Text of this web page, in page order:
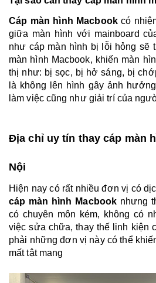
Cáp màn hình Macbookcó
giữa màn hình với mainboard
như cáp màn hình bị lỗi hỏng sẽ
màn hình Macbook, khiến màn
thị như: bị sọc, bị hở sáng, bị
là không lên hình gây ảnh
làm việc cũng như giải trí của
Địa chỉ uy tín thay cáp màn
Nội
Hiện nay có rất nhiều đơn vị có
cáp màn hình Macbook nhưng
có chuyên môn kém, không có
việc sửa chữa, thay thế linh kiện
phải những đơn vị này có thể
mất tật mang